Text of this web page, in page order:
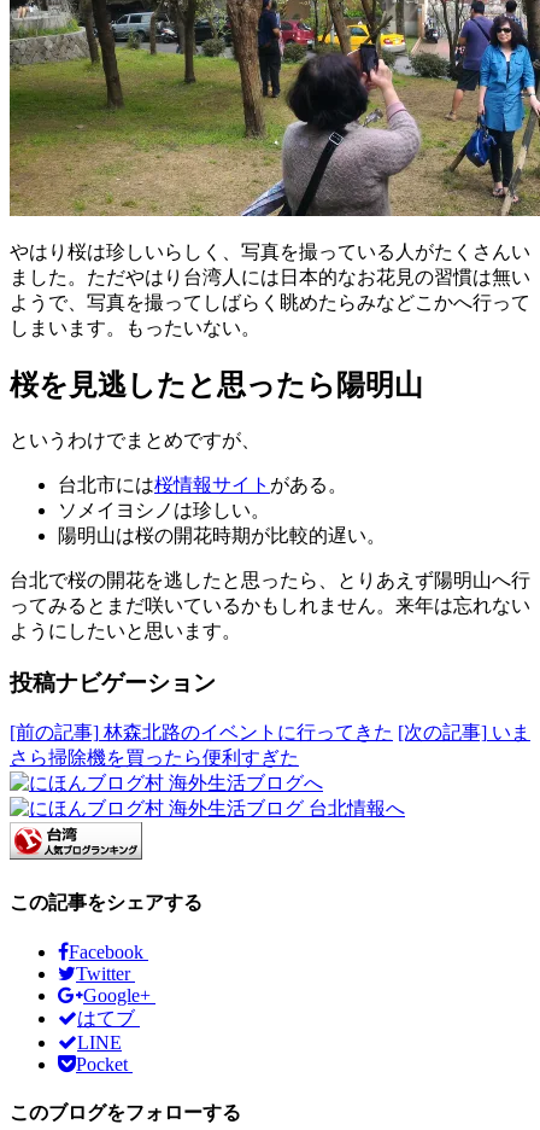
やはり桜は珍しいらしく、写真を撮っている人がたくさんい
ました。ただやはり台湾人には日本的なお花見の習慣は無い
ようで、写真を撮ってしばらく眺めたらみなどこかへ行って
しまいます。もったいない。
桜を見逃したと思ったら陽明山
というわけでまとめですが、
台北市には桜情報サイト がある。
ソメイヨシノは珍しい。
陽明山は桜の開花時期が比較的遅い。
台北で桜の開花を逃したと思ったら、とりあえず陽明山へ行
ってみるとまだ咲いているかもしれません。来年は忘れない
ようにしたいと思います。
投稿ナビゲーション
[前の記事] 林森北路のイベントに行ってきた [次の記事] いま
さら掃除機を買ったら便利すぎた
この記事をシェアする
Facebook
Twitter
Google+
はてブ
LINE
Pocket
このブログをフォローする